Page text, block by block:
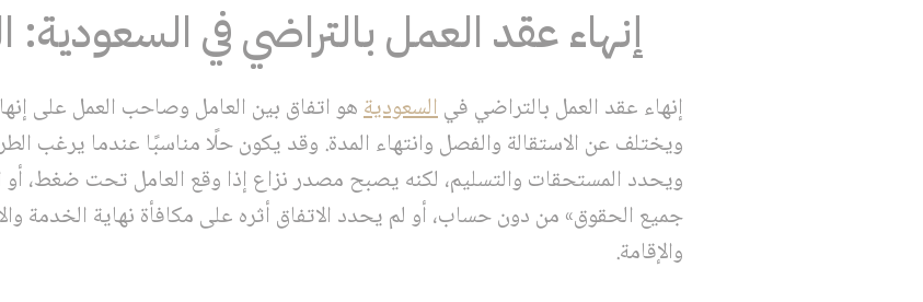
إنهاء عقد العمل بالتراضي في
إنهاء عقد العمل بالتراضي فيالسعوديةهو اتفاق بين العامل وصاحب العمل على
ويختلف عن الاستقالة والفصل وانتهاء المدة. وقد يكون حلًا مناسبًا عندما يرغب
ويحدد المستحقات والتسليم، لكنه يصبح مصدر نزاع إذا وقع العامل تحت ضغط،
جميع الحقوق» من دون حساب، أو لم يحدد الاتفاق أثره على مكافأة نهاية الخدمة
والإقامة.